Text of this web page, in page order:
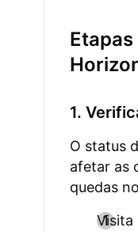
1.
O status
afetar as
quedas
Visita